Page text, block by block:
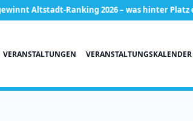
Ranking 2026 – was hinter Platz eins steckt
VERANSTALTUNGEN VERANSTALTUNGSKALENDER